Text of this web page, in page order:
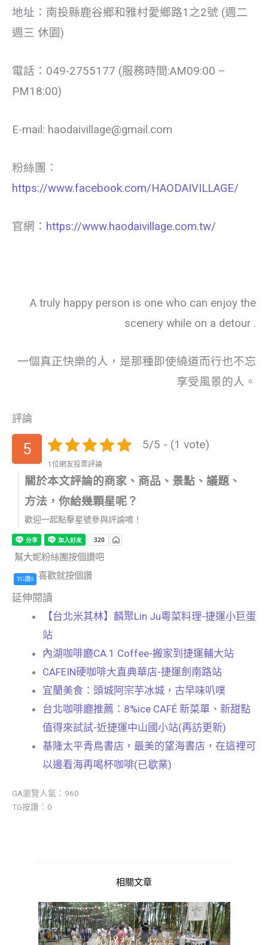
地址：南投縣鹿谷鄉和雅村愛鄉路1之2號 (週二
週三 休園)
電話：049-2755177 (服務時間:AM09:00 –
PM18:00)
E-mail: haodaivillage@gmail.com
粉絲團：
https://www.facebook.com/HAODAIVILLAGE/
官網： https://www.haodaivillage.com.tw/
A truly happy person is one who can enjoy the
scenery while on a detour .
一個真正快樂的人，是那種即使繞道而行也不忘
享受風景的人。
評論
5 5/5 - (1 vote)
1位網友投票評論
關於本文評論的商家、商品、景點、議題、
方法，你給幾顆星呢？
歡迎一起點擊星號參與評論唷！
幫大妮粉絲團按個讚吧
TG讚0 喜歡就按個讚
延伸閱讀
【台北米其林】麟聚Lin Ju粵菜料理-捷運小巨蛋
站
內湖咖啡廳CA.1 Coffee-搬家到捷運輔大站
CAFEIN硬咖啡大直典華店-捷運劍南路站
宜蘭美食：頭城阿宗芋冰城，古早味叭噗
台北咖啡廳推薦：8%ice CAFÉ 新菜單、新甜點
值得來試試-近捷運中山國小站(再訪更新)
基隆太平青鳥書店，最美的望海書店，在這裡可
以邊看海再喝杯咖啡(已歇業)
GA瀏覽人氣：960
TG按讚：0
相關文章